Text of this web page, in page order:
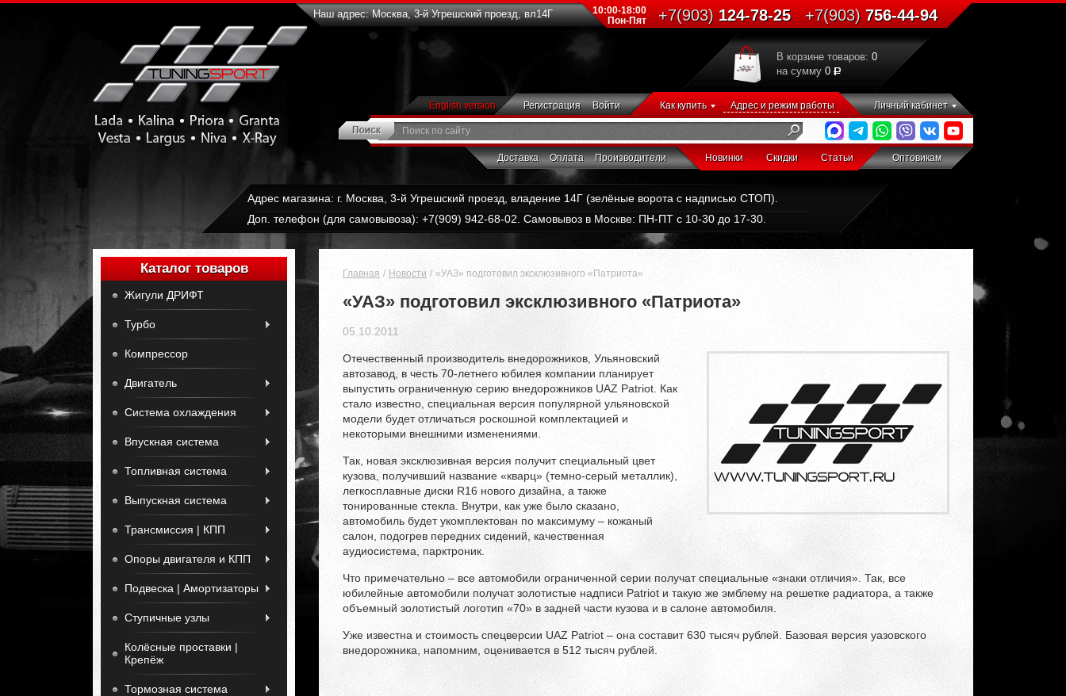
Наш адрес: Москва, 3-й Угрешский проезд, вл14Г
10:00-18:00
Пон-Пят
+7(903)124-78-25 +7(903)756-44-94
В корзине товаров: 0
на сумму 0
English version Регистрация Войти Как купить Адрес и режим работы Личный кабинет
Доставка Оплата Производители Новинки Скидки Статьи Оптовикам
Адрес магазина: г. Москва, 3-й Угрешский проезд, владение 14Г (зелёные ворота с надписью СТОП).
Доп. телефон (для самовывоза): +7(909) 942-68-02. Самовывоз в Москве: ПН-ПТ с 10-30 до 17-30.
Каталог товаров
Жигули ДРИФТ
Турбо
Компрессор
Двигатель
Система охлаждения
Впускная система
Топливная система
Выпускная система
Трансмиссия | КПП
Опоры двигателя и КПП
Подвеска | Амортизаторы
Ступичные узлы
Колёсные проставки |
Крепёж
Тормозная система
Главная Новости «УАЗ» подготовил эксклюзивного «Патриота»
«УАЗ» подготовил эксклюзивного «Патриота»
05.10.2011
Отечественный производитель внедорожников, Ульяновский
автозавод, в честь 70-летнего юбилея компании планирует
выпустить ограниченную серию внедорожников UAZ Patriot. Как
стало известно, специальная версия популярной ульяновской
модели будет отличаться роскошной комплектацией и
некоторыми внешними изменениями.
Так, новая эксклюзивная версия получит специальный цвет
кузова, получивший название «кварц» (темно-серый металлик),
легкосплавные диски R16 нового дизайна, а также
тонированные стекла. Внутри, как уже было сказано,
автомобиль будет укомплектован по максимуму – кожаный
салон, подогрев передних сидений, качественная
аудиосистема, парктроник.
Что примечательно – все автомобили ограниченной серии получат специальные «знаки отличия». Так, все
юбилейные автомобили получат золотистые надписи Patriot и такую же эмблему на решетке радиатора, а также
объемный золотистый логотип «70» в задней части кузова и в салоне автомобиля.
Уже известна и стоимость спецверсии UAZ Patriot – она составит 630 тысяч рублей. Базовая версия уазовского
внедорожника, напомним, оценивается в 512 тысяч рублей.